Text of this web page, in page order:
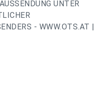
UNTER
- WWW.OTS.AT |